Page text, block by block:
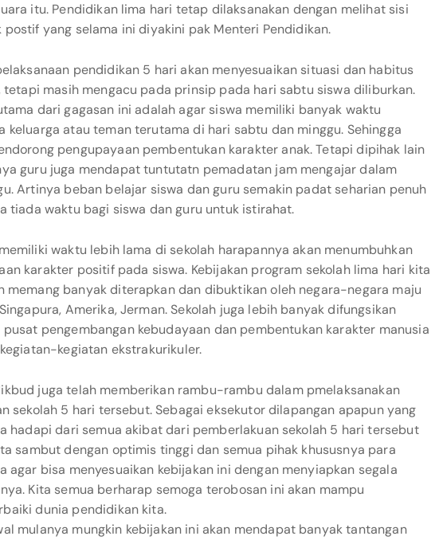
itu. Pendidikan lima hari tetap dilaksanakan dengan melihat sisi
postif yang selama ini diyakini pak Menteri Pendidikan.
pendidikan 5 hari akan menyesuaikan situasi dan habitus
tetapi masih mengacu pada prinsip pada hari sabtu siswa diliburkan.
dari gagasan ini adalah agar siswa memiliki banyak waktu
keluarga atau teman terutama di hari sabtu dan minggu. Sehingga
pengupayaan pembentukan karakter anak. Tetapi dipihak lain
guru juga mendapat tuntutatn pemadatan jam mengajar dalam
Artinya beban belajar siswa dan guru semakin padat seharian penuh
tiada waktu bagi siswa dan guru untuk istirahat.
waktu lebih lama di sekolah harapannya akan menumbuhkan
karakter positif pada siswa. Kebijakan program sekolah lima hari kita
memang banyak diterapkan dan dibuktikan oleh negara-negara maju
Amerika, Jerman. Sekolah juga lebih banyak difungsikan
pusat pengembangan kebudayaan dan pembentukan karakter manusia
kegiatan ekstrakurikuler.
juga telah memberikan rambu-rambu dalam pmelaksanakan
sekolah 5 hari tersebut. Sebagai eksekutor dilapangan apapun yang
hadapi dari semua akibat dari pemberlakuan sekolah 5 hari tersebut
sambut dengan optimis tinggi dan semua pihak khususnya para
agar bisa menyesuaikan kebijakan ini dengan menyiapkan segala
Kita semua berharap semoga terobosan ini akan mampu
dunia pendidikan kita.
mulanya mungkin kebijakan ini akan mendapat banyak tantangan